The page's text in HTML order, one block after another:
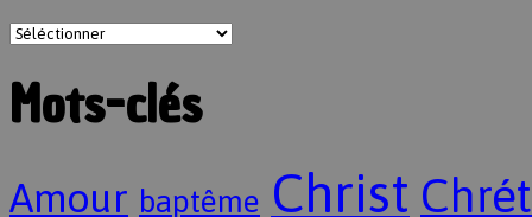
Mots-clés
Amour baptême Christ